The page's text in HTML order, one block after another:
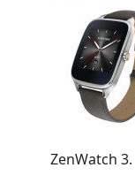
ZenWatch 3.